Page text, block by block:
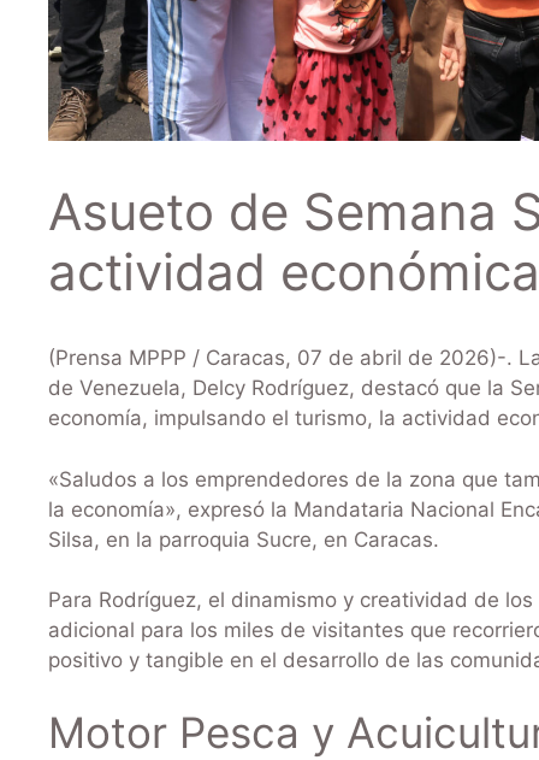
Asueto de Semana
actividad
(Prensa MPPP / Caracas, 07 de abril de 2026)-.
de Venezuela, Delcy Rodríguez, destacó que la
economía, impulsando el turismo, la actividad
«Saludos a los emprendedores de la zona que
la economía», expresó la Mandataria Nacional
Silsa, en la parroquia Sucre, en Caracas.
Para Rodríguez, el dinamismo y creatividad de
adicional para los miles de visitantes que
positivo y tangible en el desarrollo de las
Motor Pesca y